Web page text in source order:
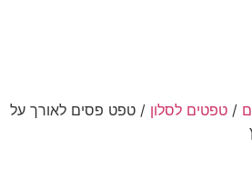
/טפטים לסלון/ טפט פסים לאורך על